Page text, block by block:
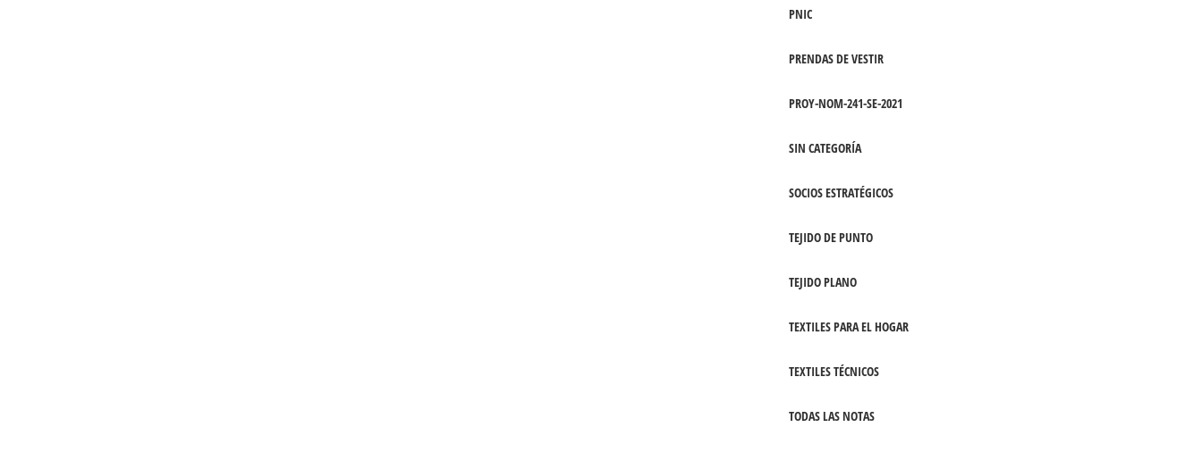
PNIC
PRENDAS DE VESTIR
PROY-NOM-241-SE-2021
SIN CATEGORÍA
SOCIOS ESTRATÉGICOS
TEJIDO DE PUNTO
TEJIDO PLANO
TEXTILES PARA EL HOGAR
TEXTILES TÉCNICOS
TODAS LAS NOTAS